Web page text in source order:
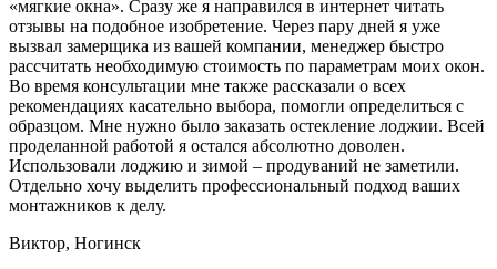
«мягкие окна». Сразу же я направился в интернет читать
отзывы на подобное изобретение. Через пару дней я уже
вызвал замерщика из вашей компании, менеджер быстро
рассчитать необходимую стоимость по параметрам моих окон.
Во время консультации мне также рассказали о всех
рекомендациях касательно выбора, помогли определиться с
образцом. Мне нужно было заказать остекление лоджии. Всей
проделанной работой я остался абсолютно доволен.
Использовали лоджию и зимой – продуваний не заметили.
Отдельно хочу выделить профессиональный подход ваших
монтажников к делу.
Виктор, Ногинск